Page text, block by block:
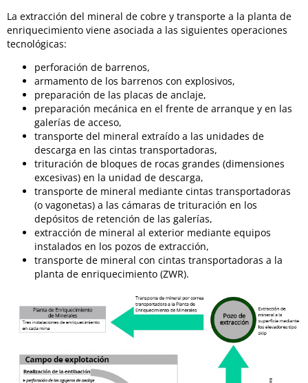
La extracción del mineral de cobre y transporte a la planta de
enriquecimiento viene asociada a las siguientes operaciones
tecnológicas:
perforación de barrenos,
armamento de los barrenos con explosivos,
preparación de las placas de anclaje,
preparación mecánica en el frente de arranque y en las
galerías de acceso,
transporte del mineral extraído a las unidades de
descarga en las cintas transportadoras,
trituración de bloques de rocas grandes (dimensiones
excesivas) en la unidad de descarga,
transporte de mineral mediante cintas transportadoras
(o vagonetas) a las cámaras de trituración en los
depósitos de retención de las galerías,
extracción de mineral al exterior mediante equipos
instalados en los pozos de extracción,
transporte de mineral con cintas transportadoras a la
planta de enriquecimiento (ZWR).